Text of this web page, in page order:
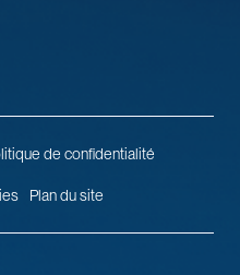
de confidentialité
Plan du site